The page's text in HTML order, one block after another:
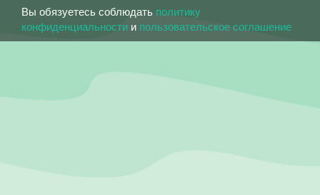
Вы обязуетесь соблюдать политику
конфиденциальности и пользовательское соглашение